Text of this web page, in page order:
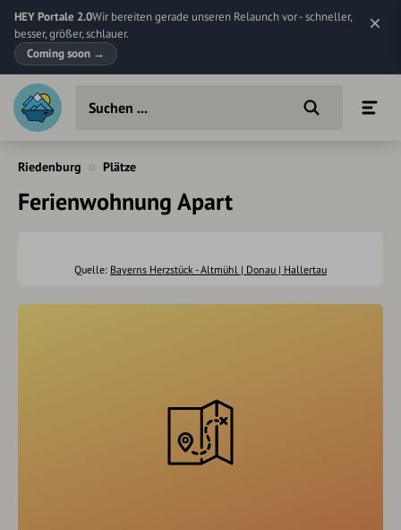
HEY Portale 2.0Wir bereiten gerade unseren Relaunch vor - schneller,
besser, größer, schlauer.
Coming soon →
Riedenburg Plätze
Ferienwohnung Apart
Quelle: Bayerns Herzstück - Altmühl | Donau | Hallertau